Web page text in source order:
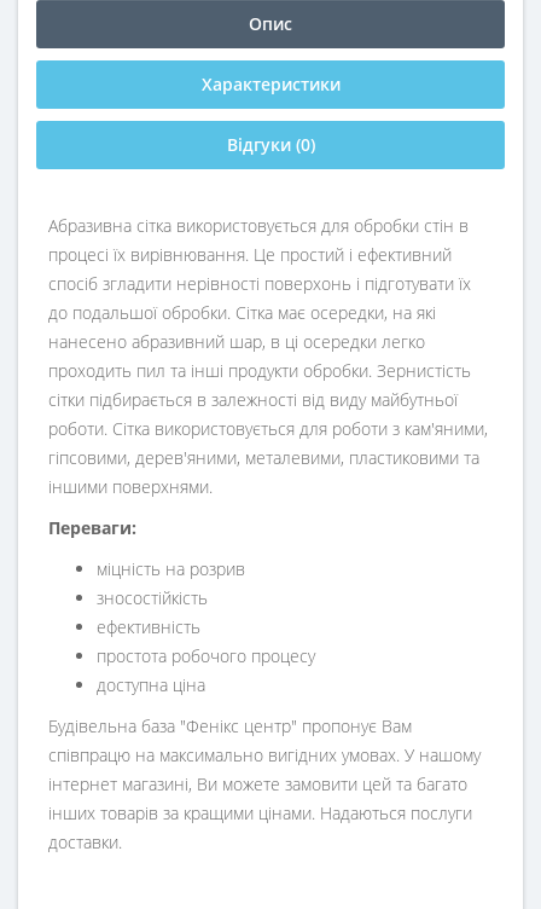
Опис
Характеристики
Відгуки (0)
Абразивна сітка використовується для обробки стін в
процесі їх вирівнювання. Це простий і ефективний
спосіб згладити нерівності поверхонь і підготувати їх
до подальшої обробки. Сітка має осередки, на які
нанесено абразивний шар, в ці осередки легко
проходить пил та інші продукти обробки. Зернистість
сітки підбирається в залежності від виду майбутньої
роботи. Сітка використовується для роботи з кам'яними,
гіпсовими, дерев'яними, металевими, пластиковими та
іншими поверхнями.
Переваги:
міцність на розрив
зносостійкість
ефективність
простота робочого процесу
доступна ціна
Будівельна база "Фенікс центр" пропонує Вам
співпрацю на максимально вигідних умовах. У нашому
інтернет магазині, Ви можете замовити цей та багато
інших товарів за кращими цінами. Надаються послуги
доставки.